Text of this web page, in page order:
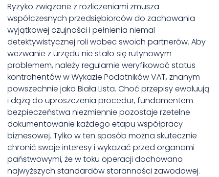
Ryzyko związane z rozliczeniami zmusza
współczesnych przedsiębiorców do zachowania
wyjątkowej czujności i pełnienia niemal
detektywistycznej roli wobec swoich partnerów. Aby
wezwanie z urzędu nie stało się rutynowym
problemem, należy regularnie weryfikować status
kontrahentów w Wykazie Podatników VAT, znanym
powszechnie jako Biała Lista. Choć przepisy ewoluują
i dążą do uproszczenia procedur, fundamentem
bezpieczeństwa niezmiennie pozostaje rzetelne
dokumentowanie każdego etapu współpracy
biznesowej. Tylko w ten sposób można skutecznie
chronić swoje interesy i wykazać przed organami
państwowymi, że w toku operacji dochowano
najwyższych standardów staranności zawodowej.